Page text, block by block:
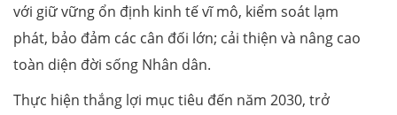
với giữ vững ổn định kinh tế vĩ mô, kiểm soát lạm
phát, bảo đảm các cân đối lớn; cải thiện và nâng cao
toàn diện đời sống Nhân dân.
Thực hiện thắng lợi mục tiêu đến năm 2030, trở